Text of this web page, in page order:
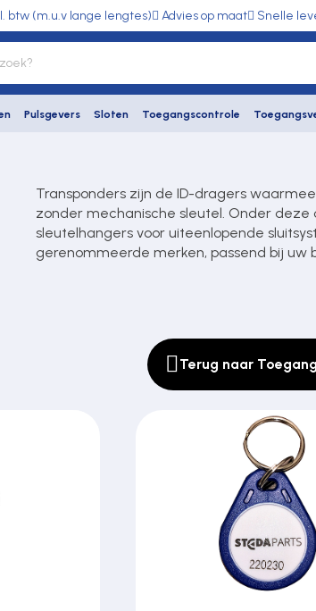
btw (m.u.v lange lengtes) Advies op maat Snelle
Pulsgevers Sloten Toegangscontrole
Transponders zijn de ID-dragers
zonder mechanische sleutel. Onder deze
sleutelhangers voor uiteenlopende
gerenommeerde merken, passend bij uw
Terug naar